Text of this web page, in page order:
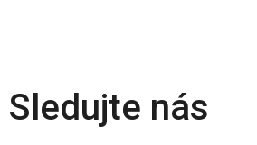
Sledujte nás